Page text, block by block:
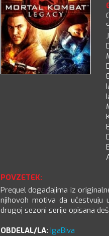
POVZETEK:
Prequel događajima iz
njihovoh motiva da učestvuju
drugoj sezoni serije opisana
OBDELAL/LA: IgaBiva